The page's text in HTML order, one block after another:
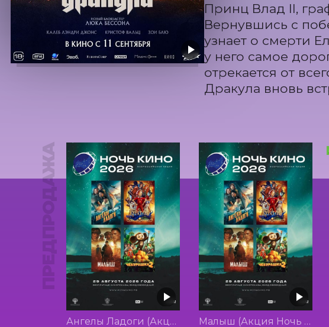
Принц Влад II,
Вернувшись с
узнает о смерти
у него самое
отрекается от
Дракула вновь
ПРЕДПРОДАЖА
Ангелы Ладоги (Акция Ночь Кино 2026) Малыш (Акция Ночь Кино 2026)